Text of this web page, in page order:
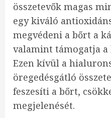
összetevők magas
egy kiváló
megvédeni a bőrt a
valamint támogatja
Ezen kívül a
öregedésgátló
feszesíti a bőrt,
megjelenését.